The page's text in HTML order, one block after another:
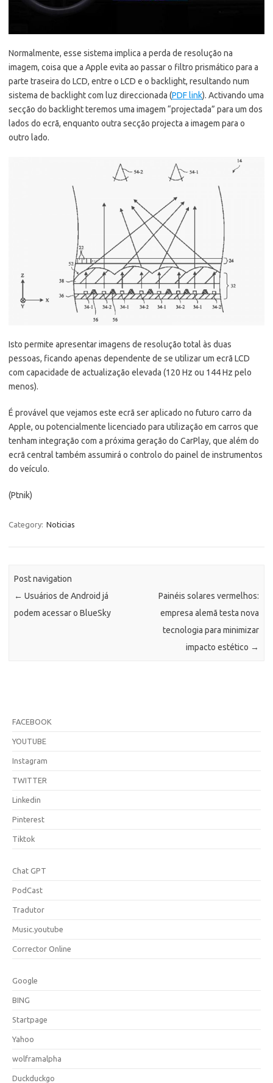
Normalmente, esse sistema implica a perda de resolução na
imagem, coisa que a Apple evita ao passar o filtro prismático para a
parte traseira do LCD, entre o LCD e o backlight, resultando num
sistema de backlight com luz direccionada (PDF link). Activando uma
secção do backlight teremos uma imagem “projectada” para um dos
lados do ecrã, enquanto outra secção projecta a imagem para o
outro lado.
Isto permite apresentar imagens de resolução total às duas
pessoas, ficando apenas dependente de se utilizar um ecrã LCD
com capacidade de actualização elevada (120 Hz ou 144 Hz pelo
menos).
É provável que vejamos este ecrã ser aplicado no futuro carro da
Apple, ou potencialmente licenciado para utilização em carros que
tenham integração com a próxima geração do CarPlay, que além do
ecrã central também assumirá o controlo do painel de instrumentos
do veículo.
(Ptnik)
Category: Noticias
Post navigation
← Usuários de Android já
podem acessar o BlueSky
Painéis solares vermelhos:
empresa alemã testa nova
tecnologia para minimizar
impacto estético →
FACEBOOK
YOUTUBE
Instagram
TWITTER
Linkedin
Pinterest
Tiktok
Chat GPT
PodCast
Tradutor
Music.youtube
Corrector Online
Google
BING
Startpage
Yahoo
wolframalpha
Duckduckgo